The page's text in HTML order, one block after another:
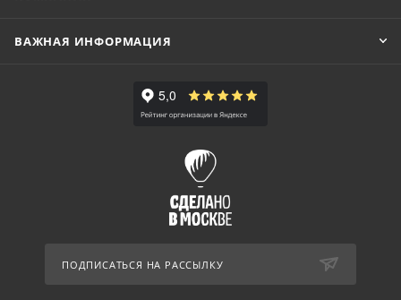
ВАЖНАЯ ИНФОРМАЦИЯ
ПОДПИСАТЬСЯ НА РАССЫЛКУ